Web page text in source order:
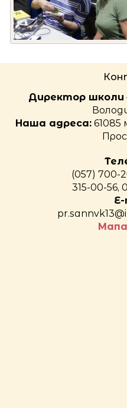
Директор школи
Наша адреса:61085
(057) 700-
315-00-56,